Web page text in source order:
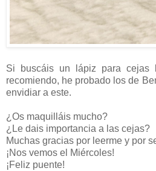
Si buscáis un lápiz para
recomiendo, he probado los de
envidiar a este.
¿Os maquilláis mucho?
¿Le dais importancia a las cejas?
Muchas gracias por leerme y por
¡Nos vemos el Miércoles!
¡Feliz puente!